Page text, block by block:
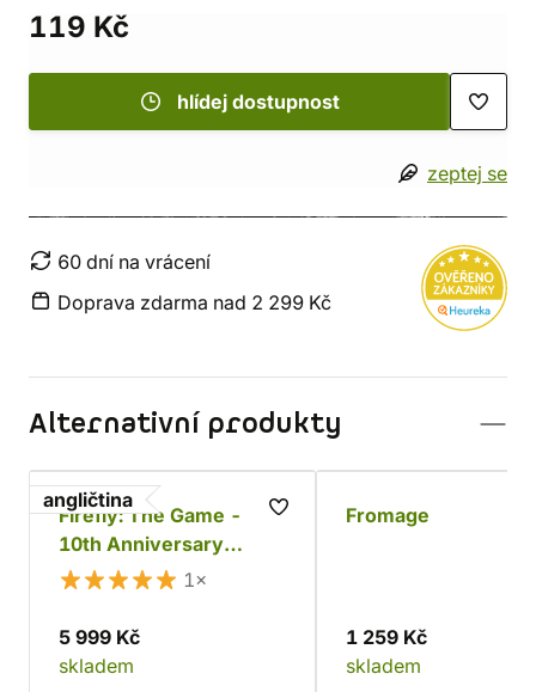
119 Kč
hlídej dostupnost
zeptej se
60 dní na vrácení
Doprava zdarma nad 2 299 Kč
Alternativní produkty
angličtina
Firefly: The Game -
10th Anniversary
Collector's Edition
1×
5 999 Kč
skladem
Fromage
1 259 Kč
skladem